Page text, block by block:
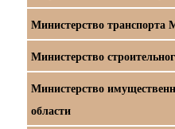
Министерство
Министерство
Министерство
области